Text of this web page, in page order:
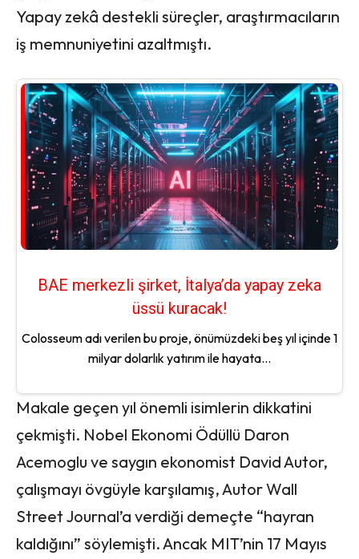
Yapay zekâ destekli süreçler, araştırmacıların
iş memnuniyetini azaltmıştı.
BAE merkezli şirket, İtalya’da yapay zeka
üssü kuracak!
Colosseum adı verilen bu proje, önümüzdeki beş yıl içinde 1
milyar dolarlık yatırım ile hayata...
Makale geçen yıl önemli isimlerin dikkatini
çekmişti. Nobel Ekonomi Ödüllü Daron
Acemoglu ve saygın ekonomist David Autor,
çalışmayı övgüyle karşılamış, Autor Wall
Street Journal’a verdiği demeçte “hayran
kaldığını” söylemişti. Ancak MIT’nin 17 Mayıs